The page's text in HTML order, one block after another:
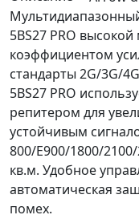
5BS27 PRO
коэффициентом
стандарты 2G/3G/
5BS27 PRO
репитером для
устойчивым
800/E900/1800/
кв.м. Удобное
автоматическая
помех.